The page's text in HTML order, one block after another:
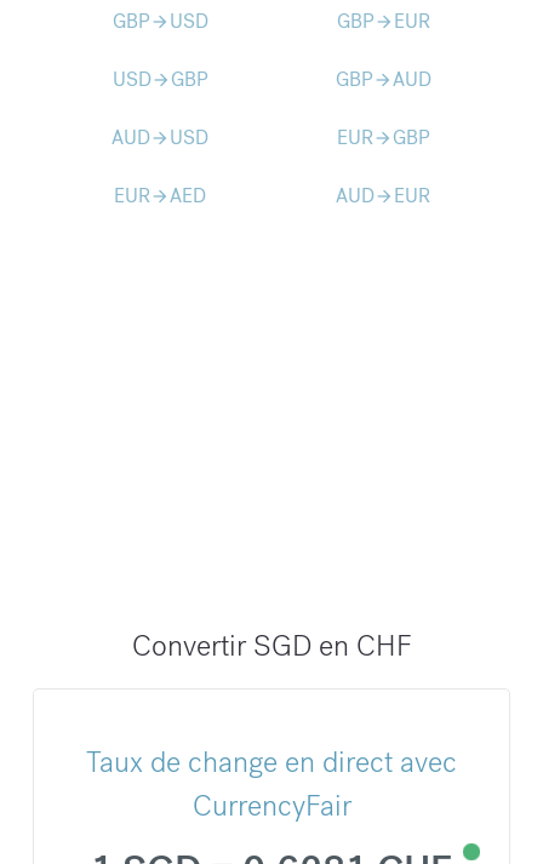
GBParrow_forward USD GBParrow_forward EUR
USDarrow_forward GBP GBParrow_forwardAUD
AUDarrow_forward USD EURarrow_forward GBP
EURarrow_forwardAED AUDarrow_forward EUR
Convertir SGD en CHF
Taux de change en direct avec
CurrencyFair